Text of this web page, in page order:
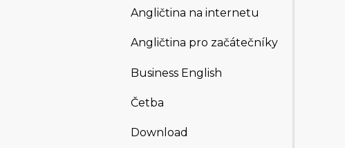
Angličtina na internetu
Angličtina pro začátečníky
Business English
Četba
Download